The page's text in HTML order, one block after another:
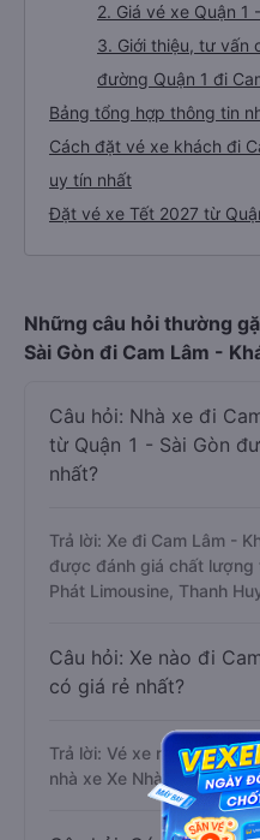
2. Giá vé xe Quận 1
3. Giới thiệu, tư vấn
đường Quận 1 đi
Bảng tổng hợp thông tin
Cách đặt vé xe khách đi
uy tín nhất
Đặt vé xe Tết 2027 từ
Những câu hỏi thường
Sài Gòn đi Cam Lâm -
Câu hỏi: Nhà xe đi
từ Quận 1 - Sài Gòn
nhất?
Trả lời: Xe đi Cam Lâm -
được đánh giá chất lượng
Phát Limousine, Thanh
Câu hỏi: Xe nào đi
có giá rẻ nhất?
Trả lời: Vé xe rẻ nhất có
nhà xe Xe Nhà.